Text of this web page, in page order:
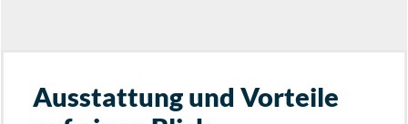
Ausstattung und Vorteile